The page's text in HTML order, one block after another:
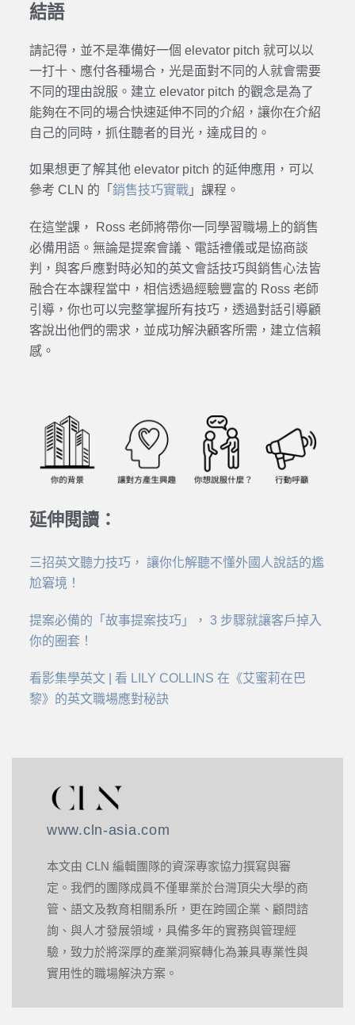
結語
請記得，並不是準備好一個 elevator pitch 就可以以
一打十、應付各種場合，光是面對不同的人就會需要
不同的理由說服。建立 elevator pitch 的觀念是為了
能夠在不同的場合快速延伸不同的介紹，讓你在介紹
自己的同時，抓住聽者的目光，達成目的。
如果想更了解其他 elevator pitch 的延伸應用，可以
參考 CLN 的「 銷售技巧實戰」課程。
在這堂課， Ross 老師將帶你一同學習職場上的銷售
必備用語。無論是提案會議、電話禮儀或是協商談
判，與客戶應對時必知的英文會話技巧與銷售心法皆
融合在本課程當中，相信透過經驗豐富的 Ross 老師
引導，你也可以完整掌握所有技巧，透過對話引導顧
客說出他們的需求，並成功解決顧客所需，建立信賴
感。
延伸閱讀：
三招英文聽力技巧， 讓你化解聽不懂外國人說話的尷
尬窘境！
提案必備的「故事提案技巧」， 3 步驟就讓客戶掉入
你的圈套！
看影集學英文 | 看 LILY COLLINS 在《艾蜜莉在巴
黎》的英文職場應對秘訣
www.cln-asia.com
本文由 CLN 編輯團隊的資深專家協力撰寫與審
定。我們的團隊成員不僅畢業於台灣頂尖大學的商
管、語文及教育相關系所，更在跨國企業、顧問諮
詢、與人才發展領域，具備多年的實務與管理經
驗，致力於將深厚的產業洞察轉化為兼具專業性與
實用性的職場解決方案。